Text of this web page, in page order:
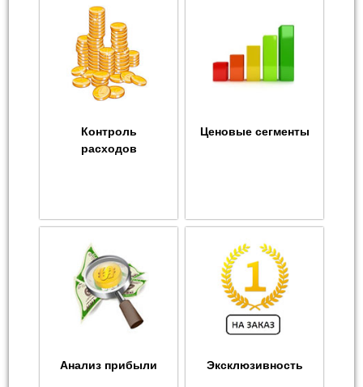
Контроль
расходов
Ценовые сегменты
Анализ прибыли Эксклюзивность